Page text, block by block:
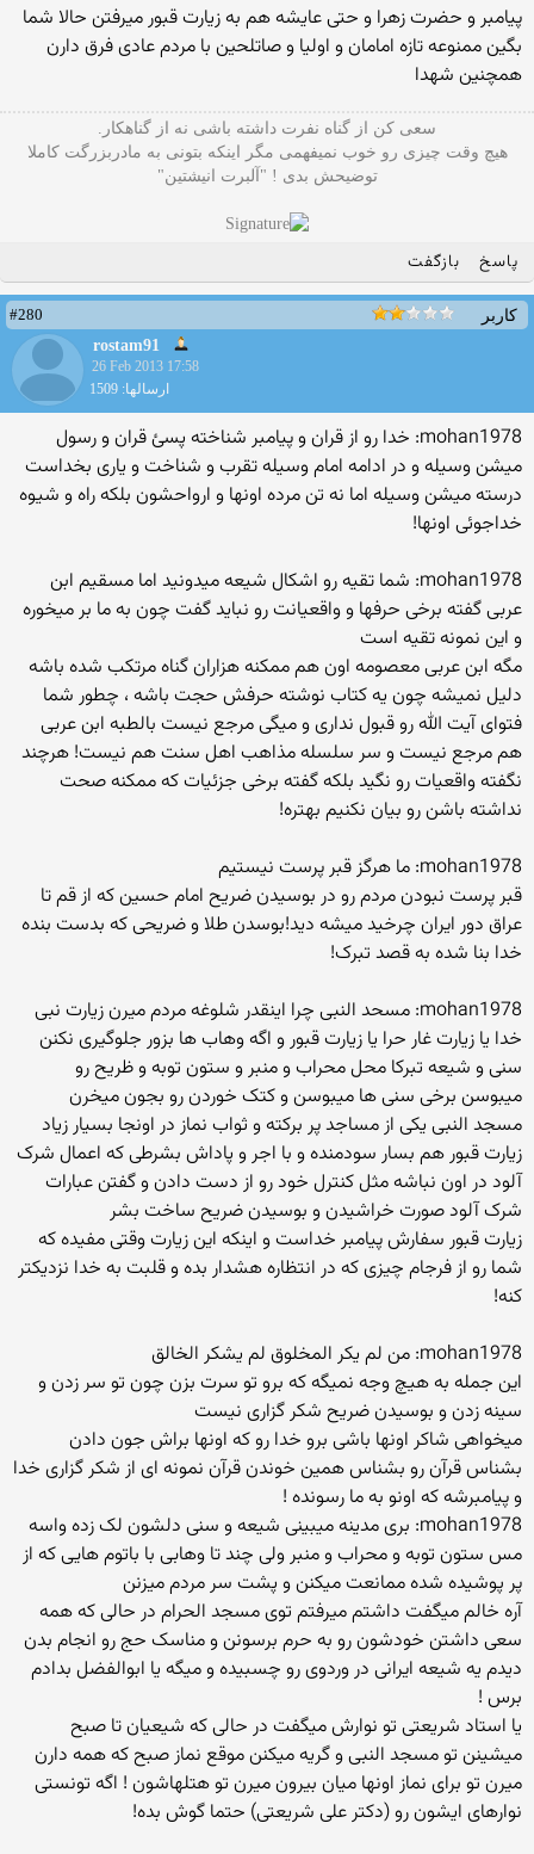
پیامبر و حضرت زهرا و حتی عایشه هم به زیارت قبور میرفتن حالا شما
بگین ممنوعه تازه امامان و اولیا و صاتلحین با مردم عادی فرق دارن
همچنین شهدا
سعی کن از گناه نفرت داشته باشی نه از گناهکار.
هیچ وقت چیزی رو خوب نمیفهمی مگر اینکه بتونی به مادربزرگت کاملا
توضیحش بدی ! "آلبرت انیشتین"
پاسخ بازگفت
کاربر
#280
rostam91
26 Feb 2013 17:58
ارسالها: 1509
mohan1978: خدا رو از قران و پیامبر شناخته پسئ قران و رسول
میشن وسیله و در ادامه امام وسیله تقرب و شناخت و یاری بخداست
درسته میشن وسیله اما نه تن مرده اونها و ارواحشون بلکه راه و شیوه
خداجوئی اونها!
mohan1978: شما تقیه رو اشکال شیعه میدونید اما مسقیم ابن
عربی گفته برخی حرفها و واقعیانت رو نباید گفت چون به ما بر میخوره
و این نمونه تقیه است
مگه ابن عربی معصومه اون هم ممکنه هزاران گناه مرتکب شده باشه
دلیل نمیشه چون یه کتاب نوشته حرفش حجت باشه ، چطور شما
فتوای آیت الله رو قبول نداری و میگی مرجع نیست بالطبه ابن عربی
هم مرجع نیست و سر سلسله مذاهب اهل سنت هم نیست! هرچند
نگفته واقعیات رو نگید بلکه گفته برخی جزئیات که ممکنه صحت
نداشته باشن رو بیان نکنیم بهتره!
mohan1978: ما هرگز قبر پرست نیستیم
قبر پرست نبودن مردم رو در بوسیدن ضریح امام حسین که از قم تا
عراق دور ایران چرخید میشه دید!بوسدن طلا و ضریحی که بدست بنده
خدا بنا شده به قصد تبرک!
mohan1978: مسحد النبی چرا اینقدر شلوغه مردم میرن زیارت نبی
خدا یا زیارت غار حرا یا زیارت قبور و اگه وهاب ها بزور جلوگیری نکنن
سنی و شیعه تبرکا محل محراب و منبر و ستون توبه و ظریح رو
میبوسن برخی سنی ها میبوسن و کتک خوردن رو بجون میخرن
مسجد النبی یکی از مساجد پر برکته و ثواب نماز در اونجا بسیار زیاد
زیارت قبور هم بسار سودمنده و با اجر و پاداش بشرطی که اعمال شرک
آلود در اون نباشه مثل کنترل خود رو از دست دادن و گفتن عبارات
شرک آلود صورت خراشیدن و بوسیدن ضریح ساخت بشر
زیارت قبور سفارش پیامبر خداست و اینکه این زیارت وقتی مفیده که
شما رو از فرجام چیزی که در انتظاره هشدار بده و قلبت به خدا نزدیکتر
کنه!
mohan1978: من لم یکر المخلوق لم یشکر الخالق
این جمله به هیچ وجه نمیگه که برو تو سرت بزن چون تو سر زدن و
سینه زدن و بوسیدن ضریح شکر گزاری نیست
میخواهی شاکر اونها باشی برو خدا رو که اونها براش جون دادن
بشناس قرآن رو بشناس همین خوندن قرآن نمونه ای از شکر گزاری خدا
و پیامبرشه که اونو به ما رسونده !
mohan1978: بری مدینه میبینی شیعه و سنی دلشون لک زده واسه
مس ستون توبه و محراب و منبر ولی چند تا وهابی با باتوم هایی که از
پر پوشیده شده ممانعت میکنن و پشت سر مردم میزنن
آره خالم میگفت داشتم میرفتم توی مسجد الحرام در حالی که همه
سعی داشتن خودشون رو به حرم برسونن و مناسک حج رو انجام بدن
دیدم یه شیعه ایرانی در وردوی رو چسبیده و میگه یا ابوالفضل بدادم
برس !
یا استاد شریعتی تو نوارش میگفت در حالی که شیعیان تا صبح
میشینن تو مسجد النبی و گریه میکنن موقع نماز صبح که همه دارن
میرن تو برای نماز اونها میان بیرون میرن تو هتلهاشون ! اگه تونستی
نوارهای ایشون رو (دکتر علی شریعتی) حتما گوش بده!